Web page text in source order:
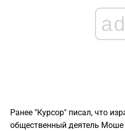
ad
Ранее "Курсор" писал, что
общественный деятель Моше